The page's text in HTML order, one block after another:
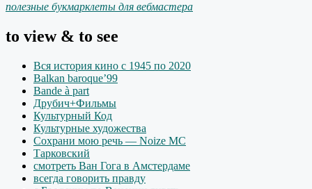
полезные букмарклеты для вебмастера
to view & to see
Вся история кино с 1945 по 2020
Balkan baroque’99
Bande à part
Друбич+Фильмы
Культурный Код
Культурные художества
Сохрани мою речь — Noize MC
Тарковский
смотреть Ван Гога в Амстердаме
всегда говорить правду